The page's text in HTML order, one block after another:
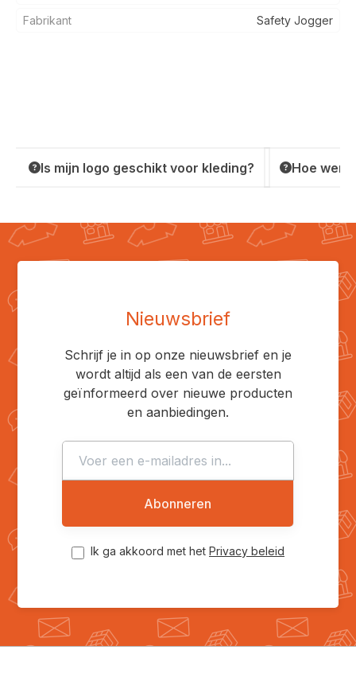
Fabrikant Safety Jogger
Is mijn logo geschikt voor kleding? Hoe
Nieuwsbrief
Schrijf je in op onze nieuwsbrief en je
wordt altijd als een van de eersten
geïnformeerd over nieuwe producten
en aanbiedingen.
Abonneren
Ik ga akkoord met het Privacy beleid